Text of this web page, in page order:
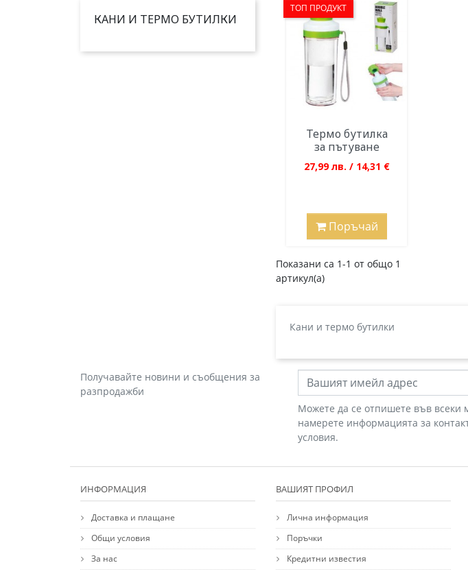
КАНИ И ТЕРМО БУТИЛКИ
Термо бутилка
за пътуване
27,99 лв. / 14,31 €
ТОП ПРОДУКТ
Поръчай
Показани са 1-1 от общо 1
артикул(а)
Кани и термо бутилки
Получавайте новини и съобщения за
разпродажби
Можете да се отпишете във всеки
намерете информацията за
условия.
ИНФОРМАЦИЯ
Доставка и плащане
Общи условия
За нас
ВАШИЯТ ПРОФИЛ
Лична информация
Поръчки
Кредитни известия